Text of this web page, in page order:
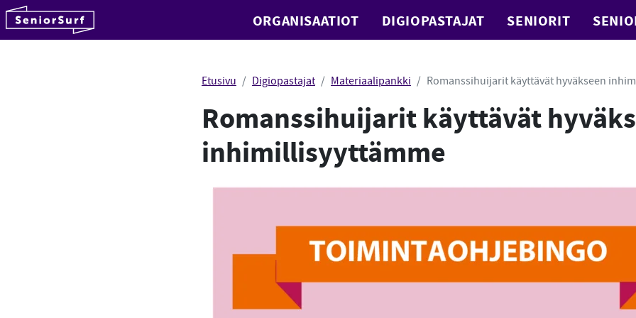
Hyppää sisältöön ORGANISAATIOT DIGIOPASTAJAT SENIORIT
Etusivu Digiopastajat Materiaalipankki Romanssihuijarit käyttävät hyväkseen
Romanssihuijarit käyttävät
inhimillisyyttämme